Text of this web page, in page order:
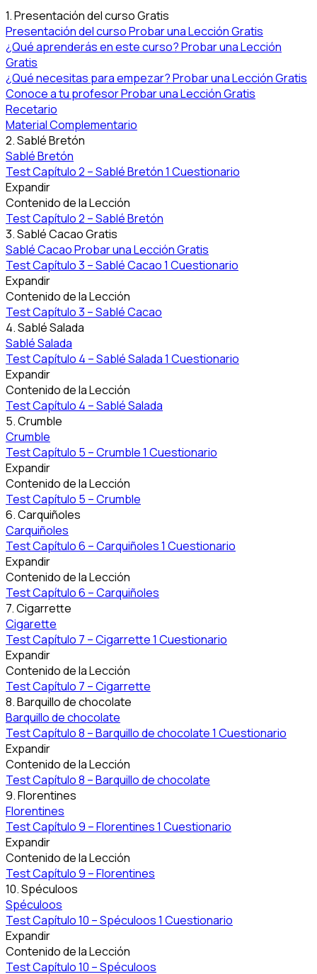
1. Presentación del cursoGratis
Presentación del cursoProbar una Lección Gratis
¿Qué aprenderás en este curso?Probar una Lección
Gratis
¿Qué necesitas para empezar?Probar una Lección Gratis
Conoce a tu profesorProbar una Lección Gratis
Recetario
Material Complementario
2. Sablé Bretón
Sablé Bretón
Test Capítulo 2 – Sablé Bretón1 Cuestionario
Expandir
Contenido de la Lección
Test Capítulo 2 – Sablé Bretón
3. Sablé CacaoGratis
Sablé CacaoProbar una Lección Gratis
Test Capítulo 3 – Sablé Cacao1 Cuestionario
Expandir
Contenido de la Lección
Test Capítulo 3 – Sablé Cacao
4. Sablé Salada
Sablé Salada
Test Capítulo 4 – Sablé Salada1 Cuestionario
Expandir
Contenido de la Lección
Test Capítulo 4 – Sablé Salada
5. Crumble
Crumble
Test Capítulo 5 – Crumble1 Cuestionario
Expandir
Contenido de la Lección
Test Capítulo 5 – Crumble
6. Carquiñoles
Carquiñoles
Test Capítulo 6 – Carquiñoles1 Cuestionario
Expandir
Contenido de la Lección
Test Capítulo 6 – Carquiñoles
7. Cigarrette
Cigarette
Test Capítulo 7 – Cigarrette1 Cuestionario
Expandir
Contenido de la Lección
Test Capítulo 7 – Cigarrette
8. Barquillo de chocolate
Barquillo de chocolate
Test Capítulo 8 – Barquillo de chocolate1 Cuestionario
Expandir
Contenido de la Lección
Test Capítulo 8 – Barquillo de chocolate
9. Florentines
Florentines
Test Capítulo 9 – Florentines1 Cuestionario
Expandir
Contenido de la Lección
Test Capítulo 9 – Florentines
10. Spéculoos
Spéculoos
Test Capítulo 10 – Spéculoos1 Cuestionario
Expandir
Contenido de la Lección
Test Capítulo 10 – Spéculoos